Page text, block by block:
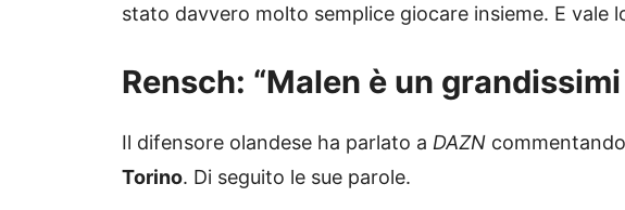
stato davvero molto semplice giocare insieme. E vale
Rensch: “Malen è un
Il difensore olandese ha parlato a DAZN
Torino. Di seguito le sue parole.